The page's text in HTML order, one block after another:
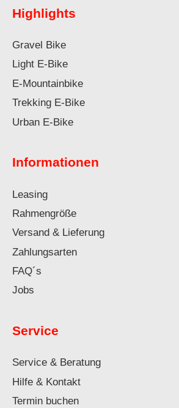
Highlights
Gravel Bike
Light E-Bike
E-Mountainbike
Trekking E-Bike
Urban E-Bike
Informationen
Leasing
Rahmengröße
Versand & Lieferung
Zahlungsarten
FAQ´s
Jobs
Service
Service & Beratung
Hilfe & Kontakt
Termin buchen